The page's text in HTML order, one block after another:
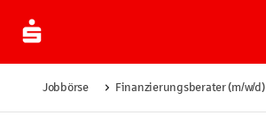
Jobbörse Finanzierungsberater (m/w/d)